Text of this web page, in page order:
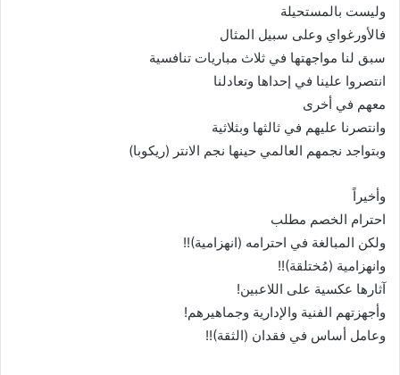
وليست بالمستحيلة
فالأورغواي وعلى سبيل المثال
سبق لنا مواجهتها في ثلاث مباريات تنافسية
انتصروا علينا في إحداها وتعادلنا
معهم في أخرى
وانتصرنا عليهم في ثالثها وبثلاثية
وبتواجد نجمهم العالمي حينها نجم الانتر (ريكوبا)
وأخيراً
احترام الخصم مطلب
ولكن المبالغة في احترامه (انهزامية)!!
وانهزامية (مُختلقة)!!
آثارها عكسية على اللاعبين!
وأجهزتهم الفنية والإدارية وجماهيرهم!
وعامل أساس في فقدان (الثقة)!!